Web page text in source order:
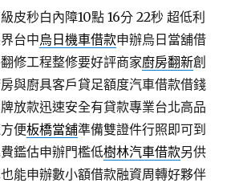
皮秒白內障10點 16分 22秒 超低利
台中烏日機車借款申辦烏日當舖借
修工程整修要好評商家廚房翻新創
與廚具客戶貸足額度汽車借款借錢
放款迅速安全有貸款專業台北高品
便板橋當舖準備雙證件行照即可到
鑑估申辦門檻低樹林汽車借款另供
能申辦數小額借款融資周轉好夥伴